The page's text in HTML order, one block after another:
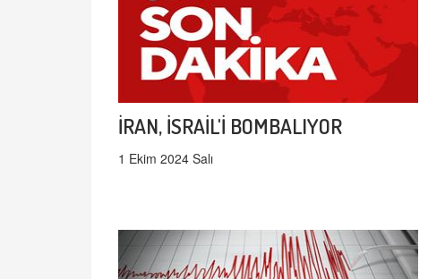
İRAN, İSRAİL'İ BOMBALIYOR
1 Ekim 2024 Salı